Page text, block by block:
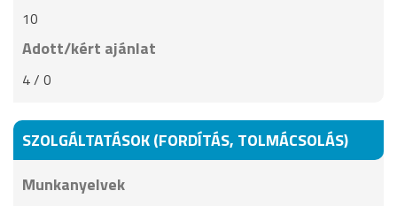
10
Adott/kért ajánlat
4 / 0
SZOLGÁLTATÁSOK (FORDÍTÁS, TOLMÁCSOLÁS)
Munkanyelvek